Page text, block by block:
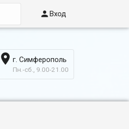
Вход
 г. Симферополь
Пн.-сб., 9.00-21.00